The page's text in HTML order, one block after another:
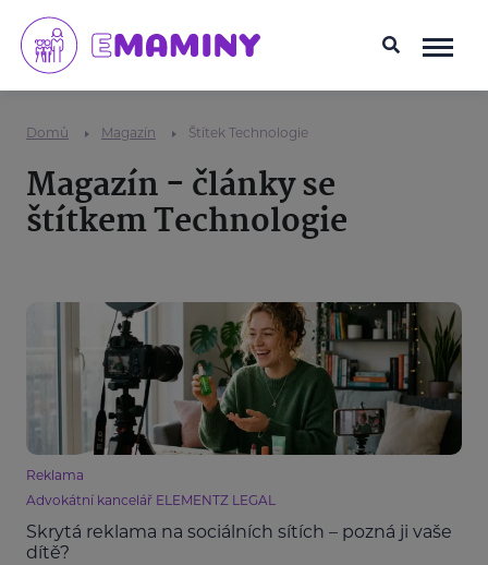
Domů Magazín Štítek Technologie
Magazín - články se
štítkem Technologie
Reklama
Advokátní kancelář ELEMENTZ LEGAL
Skrytá reklama na sociálních sítích – pozná ji vaše
dítě?